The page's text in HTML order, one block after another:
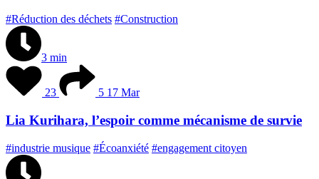
#Réduction des déchets #Construction
3 min
23 5 17 Mar
Lia Kurihara, l’espoir comme mécanisme de survie
#industrie musique #Écoanxiété #engagement citoyen